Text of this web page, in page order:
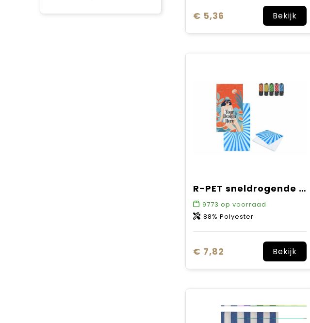
€ 5,36 Bekijk
R-PET sneldrogende strandlaken 100x180cm met opbergzak (200g/m²) sublimatie
9773 op voorraad
88% Polyester
€ 7,82 Bekijk